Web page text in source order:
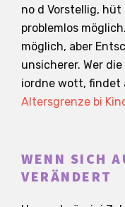
no d Vorstellig,
problemlos
möglich, aber
unsicherer. Wer
iordne wott, findet
Altersgrenze bi
WENN SICH
VERÄNDERT